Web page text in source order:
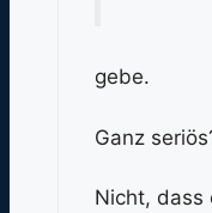
gebe.
Ganz
Nicht, dass